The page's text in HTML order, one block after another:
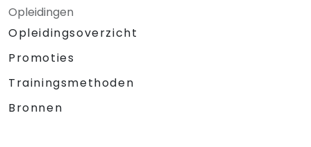
Opleidingen
Opleidingsoverzicht
Promoties
Trainingsmethoden
Bronnen